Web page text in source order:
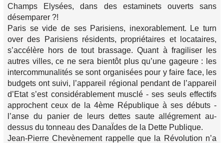
Champs Elysées, dans des estaminets ouverts sans
désemparer ?!
Paris se vide de ses Parisiens, inexorablement. Le turn
over des Parisiens résidents, propriétaires et locataires,
s’accélère hors de tout brassage. Quant à fragiliser les
autres villes, ce ne sera bientôt plus qu’une gageure : les
intercommunalités se sont organisées pour y faire face, les
budgets ont suivi, l’appareil régional pendant de l’appareil
d’Etat s’est considérablement musclé - ses seuls effectifs
approchent ceux de la 4ème République à ses débuts -
l’anse du panier de leurs dettes saute allégrement au-
dessus du tonneau des DanaÏdes de la Dette Publique.
Jean-Pierre Chevènement rappelle que la Révolution n’a